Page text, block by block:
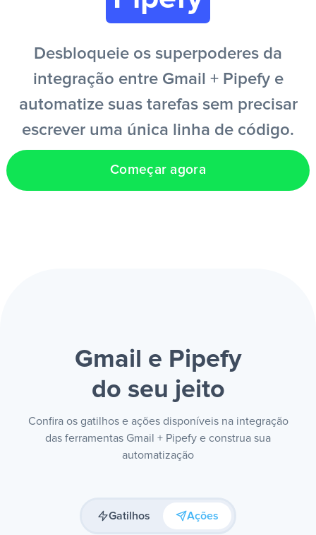
Desbloqueie os superpoderes da
integração entre Gmail + Pipefy e
automatize suas tarefas sem precisar
escrever uma única linha de código.
Começar agora
Gmail e Pipefy
do seu jeito
Confira os gatilhos e ações disponíveis na integração
das ferramentas Gmail + Pipefy e construa sua
automatização
Gatilhos Ações